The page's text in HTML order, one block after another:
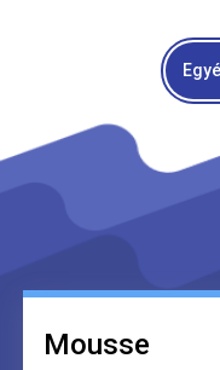
Mousse